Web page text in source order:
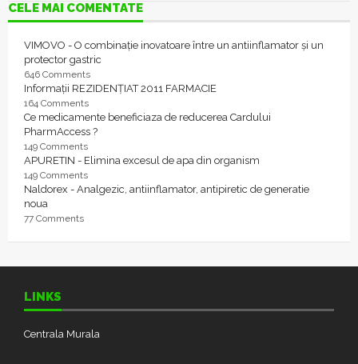
CELE MAI COMENTATE
VIMOVO - O combinație inovatoare între un antiinflamator și un
protector gastric
646 Comments
Informații REZIDENȚIAT 2011 FARMACIE
164 Comments
Ce medicamente beneficiaza de reducerea Cardului
PharmAccess ?
149 Comments
APURETIN - Elimina excesul de apa din organism
149 Comments
Naldorex - Analgezic, antiinflamator, antipiretic de generatie
noua
77 Comments
LINKS
Centrala Murala